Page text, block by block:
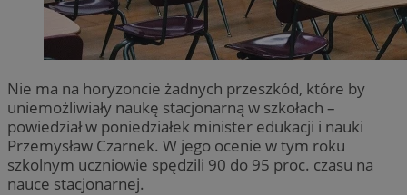
Nie ma na horyzoncie żadnych przeszkód, które by
uniemożliwiały naukę stacjonarną w szkołach –
powiedział w poniedziałek minister edukacji i nauki
Przemysław Czarnek. W jego ocenie w tym roku
szkolnym uczniowie spędzili 90 do 95 proc. czasu na
nauce stacjonarnej.